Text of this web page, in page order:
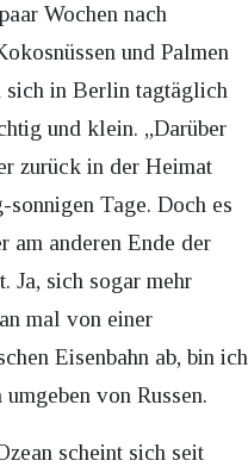
Wochen nach
und Palmen
sich in Berlin tagtäglich
und klein. „Darüber
zurück in der Heimat
Tage. Doch es
am anderen Ende der
Ja, sich sogar mehr
mal von einer
Eisenbahn ab, bin ich
von Russen.
scheint sich seit